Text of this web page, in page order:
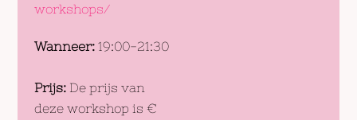
workshops/
Wanneer:19:00-21:30
Prijs:De prijs van
deze workshop is €